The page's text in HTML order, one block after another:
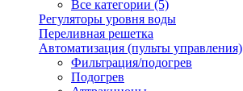
Все категории (5)
Регуляторы уровня воды
Переливная решетка
Автоматизация (пульты управления)
Фильтрация/подогрев
Подогрев